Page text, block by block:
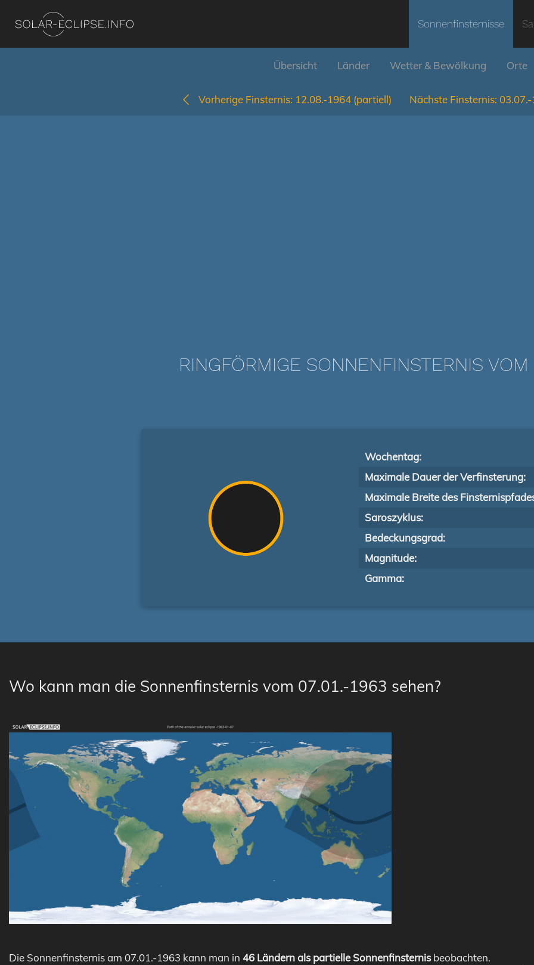
Sonnenfinsternisse
Übersicht Länder Wetter & Bewölkung Orte
Vorherige Finsternis: 12.08.-1964 (partiell) Nächste Finsternis:
RINGFÖRMIGE SONNENFINSTERNIS VOM
Wochentag:
Maximale Dauer der Verfinsterung:
Maximale Breite des
Saroszyklus:
Bedeckungsgrad:
Magnitude:
Gamma:
Wo kann man die Sonnenfinsternis vom 07.01.-1963 sehen?
Die Sonnenfinsternis am 07.01.-1963 kann man in 46 Ländern als partielle Sonnenfinsternisbeobachten.